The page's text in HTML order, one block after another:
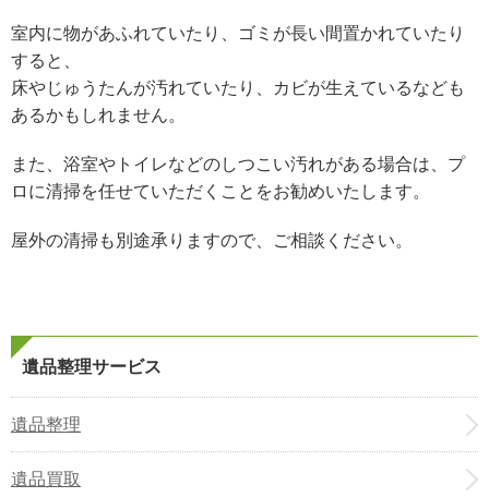
室内に物があふれていたり、ゴミが長い間置かれていたり
すると、
床やじゅうたんが汚れていたり、カビが生えているなども
あるかもしれません。
また、浴室やトイレなどのしつこい汚れがある場合は、プ
ロに清掃を任せていただくことをお勧めいたします。
屋外の清掃も別途承りますので、ご相談ください。
遺品整理サービス
遺品整理
遺品買取